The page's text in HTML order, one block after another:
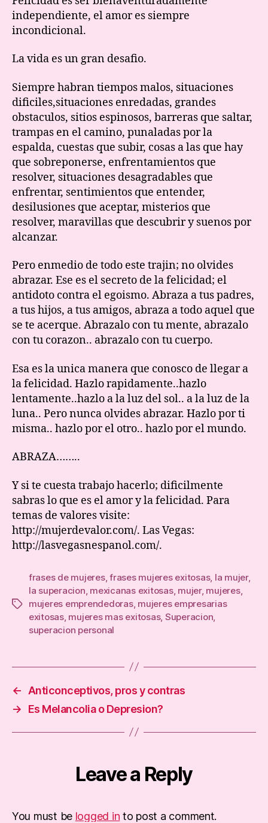
independiente, el amor es siempre
incondicional.
La vida es un gran desafio.
Siempre habran tiempos malos, situaciones
dificiles,situaciones enredadas, grandes
obstaculos, sitios espinosos, barreras que saltar,
trampas en el camino, punaladas por la
espalda, cuestas que subir, cosas a las que hay
que sobreponerse, enfrentamientos que
resolver, situaciones desagradables que
enfrentar, sentimientos que entender,
desilusiones que aceptar, misterios que
resolver, maravillas que descubrir y suenos por
alcanzar.
Pero enmedio de todo este trajin; no olvides
abrazar. Ese es el secreto de la felicidad; el
antidoto contra el egoismo. Abraza a tus padres,
a tus hijos, a tus amigos, abraza a todo aquel que
se te acerque. Abrazalo con tu mente, abrazalo
con tu corazon.. abrazalo con tu cuerpo.
Esa es la unica manera que conosco de llegar a
la felicidad. Hazlo rapidamente..hazlo
lentamente..hazlo a la luz del sol.. a la luz de la
luna.. Pero nunca olvides abrazar. Hazlo por ti
misma.. hazlo por el otro.. hazlo por el mundo.
ABRAZA……..
Y si te cuesta trabajo hacerlo; dificilmente
sabras lo que es el amor y la felicidad. Para
temas de valores visite:
http://mujerdevalor.com/. Las Vegas:
http://lasvegasnespanol.com/.
Tags
frases de mujeres,frases mujeres exitosas, la mujer,
la superacion mexicanas exitosas, mujer, mujeres,
mujeres emprendedoras, mujeres empresarias
exitosas, mujeres mas exitosas, Superacion
superacion personal
←
Anticonceptivos, pros y contras
→
Es Melancolia o Depresion?
Leave a Reply
You must be logged in to post a comment.